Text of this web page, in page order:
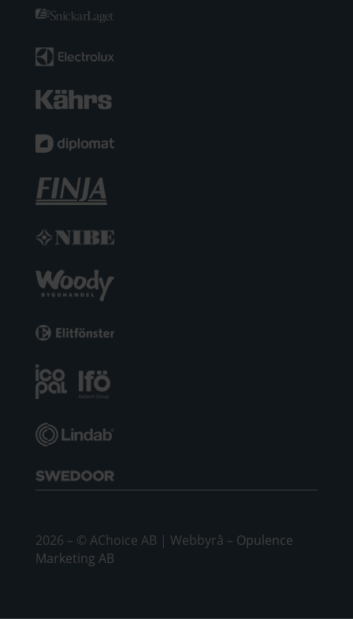
2026 – © AChoice AB | Webbyrå – Opulence
Marketing AB